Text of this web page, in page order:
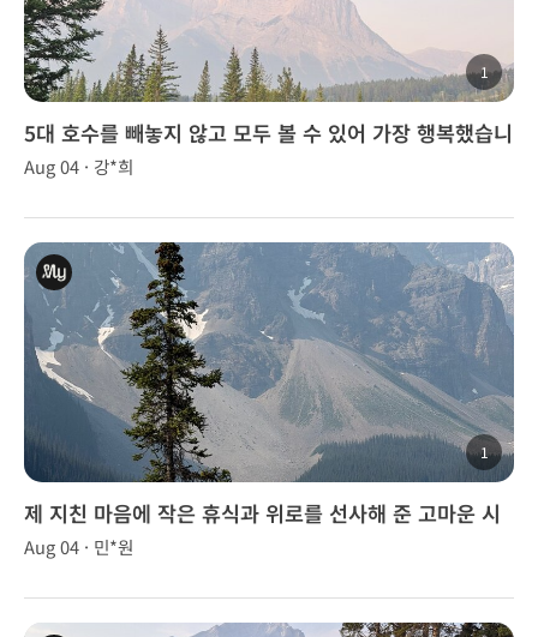
1
5대 호수를 빼놓지 않고 모두 볼 수 있어 가장 행복했습니
다.
Aug 04 · 강*희
1
제 지친 마음에 작은 휴식과 위로를 선사해 준 고마운 시
간
Aug 04 · 민*원